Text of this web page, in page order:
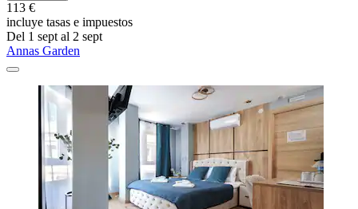
113 €
incluye tasas e impuestos
Del 1 sept al 2 sept
Annas Garden